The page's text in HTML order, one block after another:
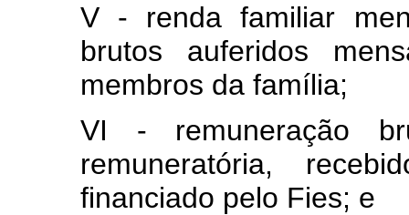
V - renda familiar
brutos auferidos
membros da família;
VI - remuneração
remuneratória,
financiado pelo Fies; e